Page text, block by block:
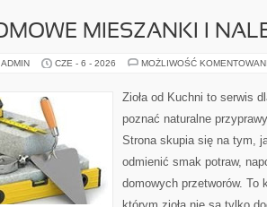
MIESZANKI I
CZE - 6 - 2026 MOŻLIWOŚĆ
Zioła od Kuchni to serwis
poznać naturalne
Strona skupia się na tym,
odmienić smak potraw,
domowych przetworów. To